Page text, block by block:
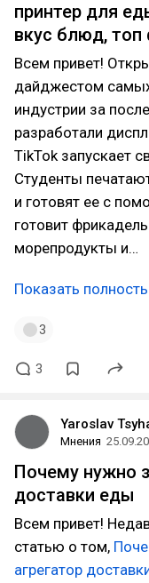
принтер для
вкус блюд, топ
Всем привет!
дайджестом
индустрии за
разработали
TikTok запускает
Студенты
и готовят ее с
готовит
морепродукты и…
Показать
3
3
Yaroslav
Мнения
Почему нужно
доставки еды
Всем привет!
статью о том,
агрегатор